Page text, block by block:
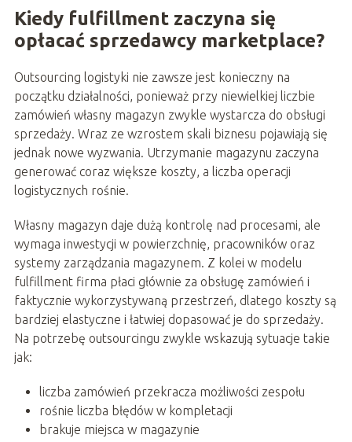
Kiedy fulfillment zaczyna się
opłacać sprzedawcy marketplace?
Outsourcing logistyki nie zawsze jest konieczny na
początku działalności, ponieważ przy niewielkiej liczbie
zamówień własny magazyn zwykle wystarcza do obsługi
sprzedaży. Wraz ze wzrostem skali biznesu pojawiają się
jednak nowe wyzwania. Utrzymanie magazynu zaczyna
generować coraz większe koszty, a liczba operacji
logistycznych rośnie.
Własny magazyn daje dużą kontrolę nad procesami, ale
wymaga inwestycji w powierzchnię, pracowników oraz
systemy zarządzania magazynem. Z kolei w modelu
fulfillment firma płaci głównie za obsługę zamówień i
faktycznie wykorzystywaną przestrzeń, dlatego koszty są
bardziej elastyczne i łatwiej dopasować je do sprzedaży.
Na potrzebę outsourcingu zwykle wskazują sytuacje takie
jak:
liczba zamówień przekracza możliwości zespołu
rośnie liczba błędów w kompletacji
brakuje miejsca w magazynie